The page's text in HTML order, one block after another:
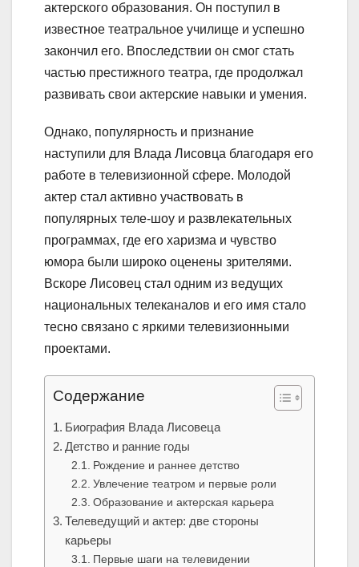
актерского образования. Он поступил в
известное театральное училище и успешно
закончил его. Впоследствии он смог стать
частью престижного театра, где продолжал
развивать свои актерские навыки и умения.
Однако, популярность и признание
наступили для Влада Лисовца благодаря его
работе в телевизионной сфере. Молодой
актер стал активно участвовать в
популярных теле-шоу и развлекательных
программах, где его харизма и чувство
юмора были широко оценены зрителями.
Вскоре Лисовец стал одним из ведущих
национальных телеканалов и его имя стало
тесно связано с яркими телевизионными
проектами.
Содержание
Биография Влада Лисовеца
Детство и ранние годы
Рождение и раннее детство
Увлечение театром и первые роли
Образование и актерская карьера
Телеведущий и актер: две стороны
карьеры
Первые шаги на телевидении